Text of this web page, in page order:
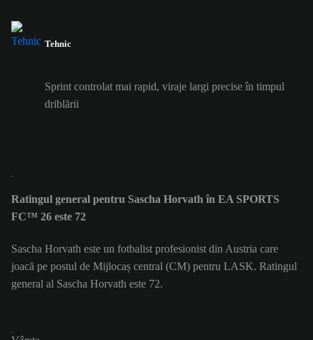
Tehnic
Sprint controlat mai rapid, viraje largi precise în timpul
driblării
Ratingul general pentru Sascha Horvath în EA SPORTS
FC™ 26 este 72
Sascha Horvath este un fotbalist profesionist din Austria care
joacă pe postul de Mijlocaș central (CM) pentru LASK. Ratingul
general al Sascha Horvath este 72.